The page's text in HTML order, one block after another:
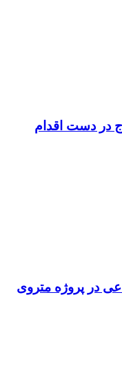
در دست اقدام
در پروژه متروی